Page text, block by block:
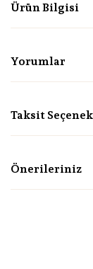
Ürün Bilgisi
Yorumlar
Taksit
Önerileriniz